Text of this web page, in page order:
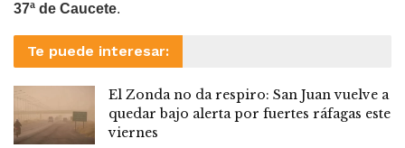
37ª de Caucete.
Te puede interesar:
El Zonda no da respiro: San Juan vuelve a
quedar bajo alerta por fuertes ráfagas este
viernes